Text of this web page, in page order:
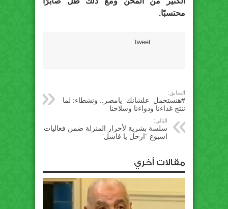
محتسبًا.
tweet
السابق:
#هنستحمل_علشانك_يامصر.. ونشطاء: لما
ننتج غذاءنا ودواءنا وسلاحنا
التالي:
سلسة بشرية لأحرار المنزلة ضمن فعاليات
اسبوع “ارحل يا فاشل”
مقالات أخري